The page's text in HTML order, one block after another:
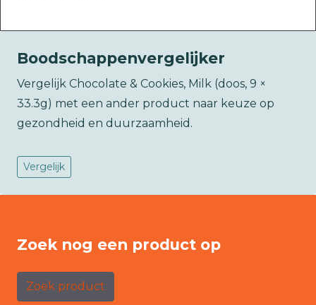
Boodschappenvergelijker
Vergelijk Chocolate & Cookies, Milk (doos, 9 ×
33.3g) met een ander product naar keuze op
gezondheid en duurzaamheid.
Vergelijk
Zoek nog een product op
Zoek product